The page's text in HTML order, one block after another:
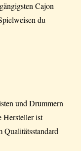
Cajon
du
und Drummern
Hersteller ist
Qualitätsstandard